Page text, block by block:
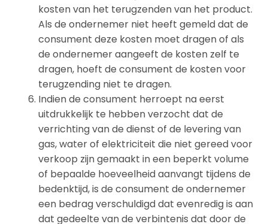
kosten van het terugzenden van het product.
Als de ondernemer niet heeft gemeld dat de
consument deze kosten moet dragen of als
de ondernemer aangeeft de kosten zelf te
dragen, hoeft de consument de kosten voor
terugzending niet te dragen.
Indien de consument herroept na eerst
uitdrukkelijk te hebben verzocht dat de
verrichting van de dienst of de levering van
gas, water of elektriciteit die niet gereed voor
verkoop zijn gemaakt in een beperkt volume
of bepaalde hoeveelheid aanvangt tijdens de
bedenktijd, is de consument de ondernemer
een bedrag verschuldigd dat evenredig is aan
dat gedeelte van de verbintenis dat door de